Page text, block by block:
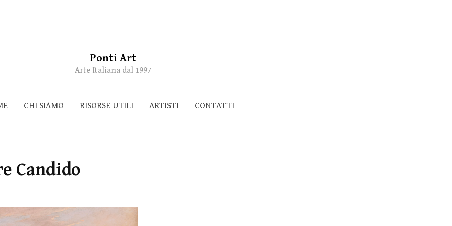
Ponti Art
Arte Italiana dal 1997
CHI SIAMO RISORSE UTILI ARTISTI CONTATTI
Candido